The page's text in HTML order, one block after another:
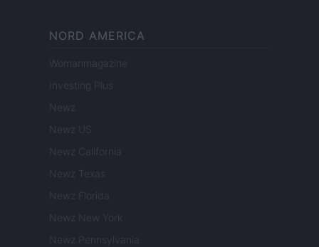
NORD AMERICA
Womanmagazine
Investing Plus
Newz
Newz US
Newz California
Newz Texas
Newz Florida
Newz New York
Newz Pennsylvania